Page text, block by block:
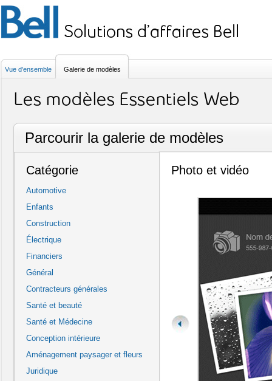
Vue d'ensemble Galerie de modèles
Parcourir la galerie de modèles
Catégorie
Automotive
Enfants
Construction
Électrique
Financiers
Général
Contracteurs générales
Santé et beauté
Santé et Médecine
Conception intérieure
Aménagement paysager et fleurs
Juridique
Photo et vidéo